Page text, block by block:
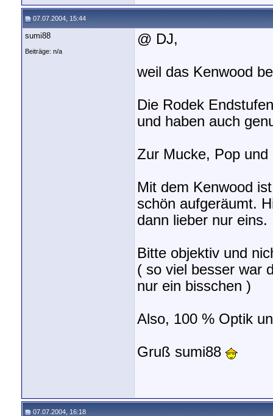
07.07.2004, 15:44
sumi88
Beiträge: n/a
@ DJ,
weil das Kenwood
Die Rodek
und haben auch
Zur Mucke, Pop und
Mit dem Kenwood
schön aufgeräumt.
dann lieber nur eins.
Bitte objektiv und
( so viel besser war
nur ein bisschen )
Also, 100 % Optik
Gruß sumi88
07.07.2004, 16:18